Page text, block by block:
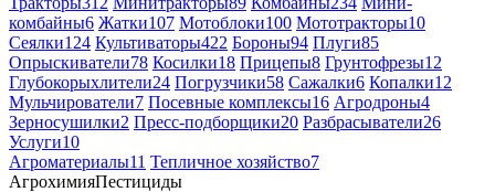
комбайны6 Жатки107 Мотоблоки100 Мототракторы10
Сеялки124 Культиваторы422 Бороны94 Плуги85
Опрыскиватели78 Косилки18 Прицепы8 Грунтофрезы12
Глубокорыхлители24 Погрузчики58 Сажалки6 Копалки12
Мульчирователи7 Посевные комплексы16 Агродроны4
Зерносушилки2 Пресс-подборщики20 Разбрасыватели26
Услуги10
Агроматериалы11 Тепличное хозяйство7
АгрохимияПестициды